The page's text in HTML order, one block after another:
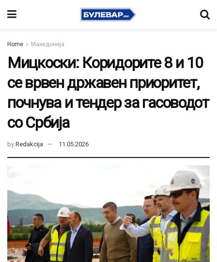
Home Македонија
Мицкоски: Коридорите 8 и 10
се врвен државен приоритет,
почнува и тендер за гасоводот
со Србија
by Redakcija 11.05.2026